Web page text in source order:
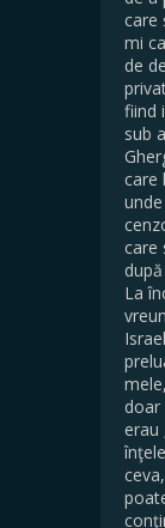
care
mi
de
fiind
sub
care
care
La
doar
erau